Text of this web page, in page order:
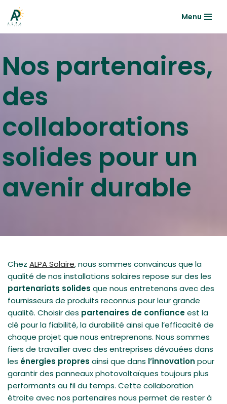
Aller
Menu
Nos partenaires,
des
collaborations
solides pour un
avenir durable
Chez ALPA Solaire, nous sommes convaincus que la
qualité de nos installations solaires repose sur des les
partenariats solides que nous entretenons avec des
fournisseurs de produits reconnus pour leur grande
qualité. Choisir des partenaires de confianceest la
clé pour la fiabilité, la durabilité ainsi que l’efficacité de
chaque projet que nous entreprenons. Nous sommes
fiers de travailler avec des entreprises dévouées dans
les énergies propres ainsi que dans l’innovation pour
garantir des panneaux photovoltaïques toujours plus
performants au fil du temps. Cette collaboration
étroite avec nos partenaires nous permet de rester à